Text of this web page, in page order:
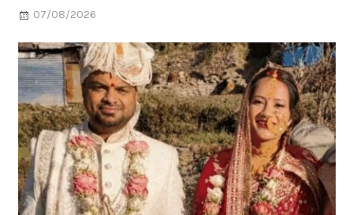
07/08/2026